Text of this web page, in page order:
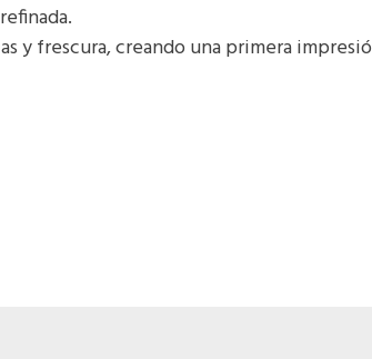
y frescura, creando una primera